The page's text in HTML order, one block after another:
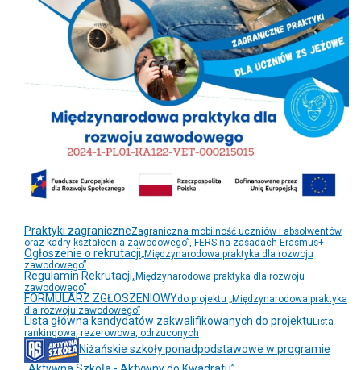
Praktyki zagraniczneZagraniczna mobilność uczniów i absolwentów
oraz kadry kształcenia zawodowego”, FERS na zasadach Erasmus+
Ogłoszenie o rekrutacji„Międzynarodowa praktyka dla rozwoju
zawodowego”
Regulamin Rekrutacji„Międzynarodowa praktyka dla rozwoju
zawodowego”
FORMULARZ ZGŁOSZENIOWYdo projektu „Międzynarodowa praktyka
dla rozwoju zawodowego”
Lista główna kandydatów zakwalifikowanych do projektu Lista
rankingowa, rezerowowa, odrzuconych
Niżańskie szkoły ponadpodstawowe w programie